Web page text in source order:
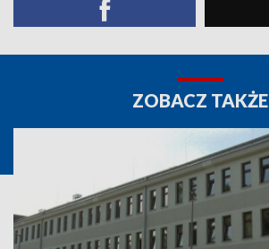
ZOBACZ TAKŻE